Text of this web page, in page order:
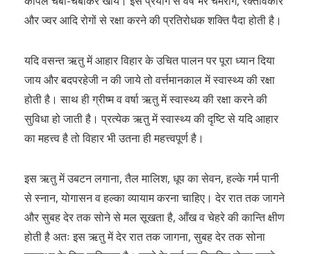
और ज्वर आदि रोगों से रक्षा करने की प्रतिरोधक शक्ति पैदा होती है।
यदि वसन्त ऋतु में आहार विहार के उचित पालन पर पूरा ध्यान दिया
जाय और बदपरहेजी न की जाये तो वर्त्तमानकाल में स्वास्थ्य की रक्षा
होती है। साथ ही ग्रीष्म व वर्षा ऋतु में स्वास्थ्य की रक्षा करने की
सुविधा हो जाती है। प्रत्येक ऋतु में स्वास्थ्य की दृष्टि से यदि आहार
का महत्त्व है तो विहार भी उतना ही महत्त्वपूर्ण है।
इस ऋतु में उबटन लगाना, तैल मालिश, धूप का सेवन, हल्के गर्म पानी
से स्नान, योगासन व हल्का व्यायाम करना चाहिए। देर रात तक जागने
और सुबह देर तक सोने से मल सूखता है, आँख व चेहरे की कान्ति क्षीण
होती है अतः इस ऋतु में देर रात तक जागना, सुबह देर तक सोना